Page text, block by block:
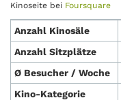
Kinoseite bei Foursquare
Anzahl Kinosäle
Anzahl Sitzplätze
Ø Besucher / Woche
Kino-Kategorie